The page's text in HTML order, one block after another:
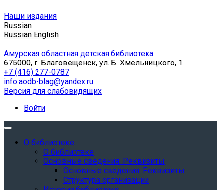
Наши издания
Russian
Russian English
Амурская областная детская библиотека
675000, г. Благовещенск, ул. Б. Хмельницкого, 1
+7 (416) 277-0787
info.aodb-blag@yandex.ru
Версия для слабовидящих
Войти
О библиотеке
О библиотеке
Основные сведения. Реквизиты
Основные сведения. Реквизиты
Структура организации